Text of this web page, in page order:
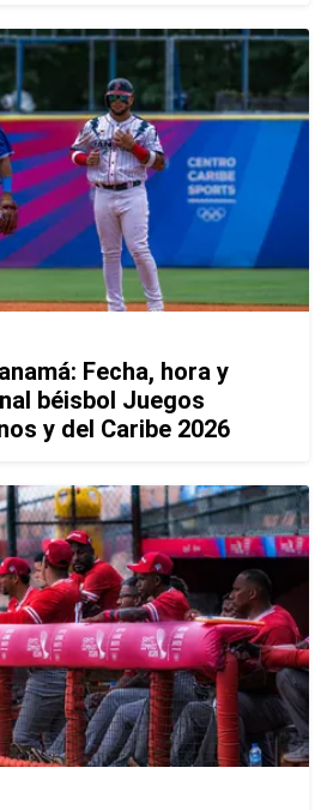
Fecha, hora y
béisbol Juegos
y del Caribe 2026